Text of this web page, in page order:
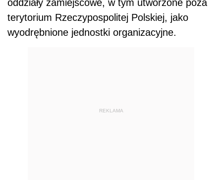
oddziały zamiejscowe, w tym utworzone poza
terytorium Rzeczypospolitej Polskiej, jako
wyodrębnione jednostki organizacyjne.
REKLAMA